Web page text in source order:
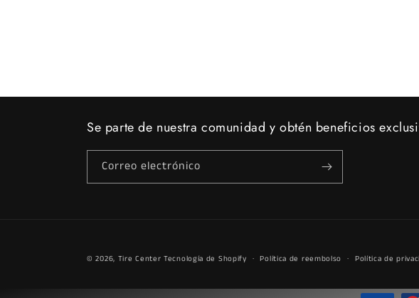
Se parte de nuestra comunidad y obtén beneficios
Correo electrónico
© 2026, Tire Center Tecnología de Shopify Política de reembolso Política de